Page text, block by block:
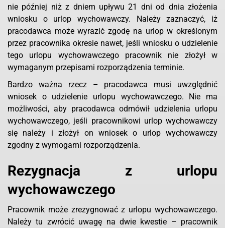
nie później niż z dniem upływu 21 dni od dnia złożenia
wniosku o urlop wychowawczy. Należy zaznaczyć, iż
pracodawca może wyrazić zgodę na urlop w określonym
przez pracownika okresie nawet, jeśli wniosku o udzielenie
tego urlopu wychowawczego pracownik nie złożył w
wymaganym przepisami rozporządzenia terminie.
Bardzo ważna rzecz – pracodawca musi uwzględnić
wniosek o udzielenie urlopu wychowawczego. Nie ma
możliwości, aby pracodawca odmówił udzielenia urlopu
wychowawczego, jeśli pracownikowi urlop wychowawczy
się należy i złożył on wniosek o urlop wychowawczy
zgodny z wymogami rozporządzenia.
Rezygnacja z urlopu
wychowawczego
Pracownik może zrezygnować z urlopu wychowawczego.
Należy tu zwrócić uwagę na dwie kwestie – pracownik